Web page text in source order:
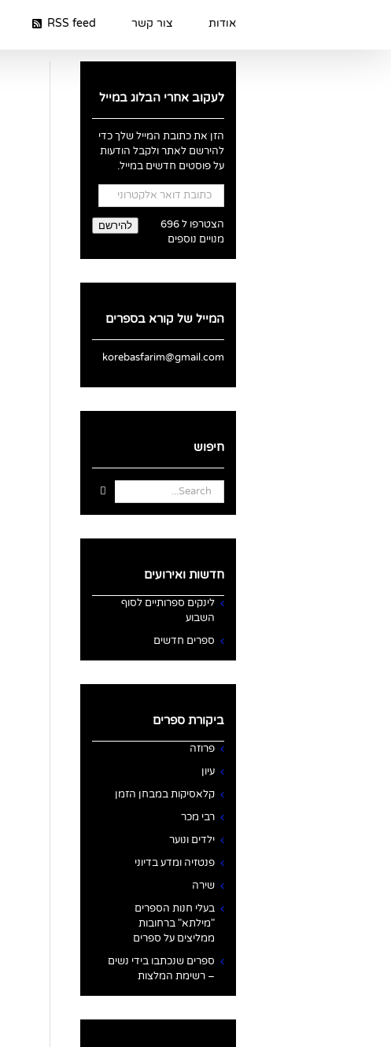
אודות צור קשר RSS feed
לעקוב אחרי הבלוג במייל
הזן את כתובת המייל שלך כדי
להירשם לאתר ולקבל הודעות
על פוסטים חדשים במייל.
כתובת
דואר
אלקטרוני
להירשם
הצטרפו ל 696
מנויים נוספים
המייל של קורא בספרים
korebasfarim@gmail.com
חיפוש
Search
for:
חדשות ואירועים
לינקים ספרותיים לסוף
השבוע
ספרים חדשים
ביקורת ספרים
פרוזה
עיון
קלאסיקות במבחן הזמן
רבי מכר
ילדים ונוער
פנטזיה ומדע בדיוני
שירה
בעלי חנות הספרים
"מילתא" ברחובות
ממליצים על ספרים
ספרים שנכתבו בידי נשים
– רשימת המלצות